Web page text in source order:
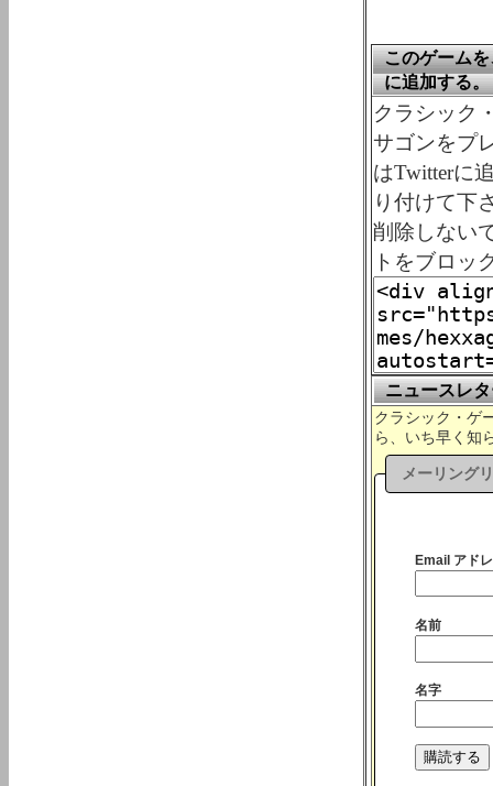
このゲーム
に追加する。
クラシック
サゴンをプ
はTwitterに
り付けて下
削除しない
トをブロッ
ニュースレ
クラシック・ゲ
ら、いち早く知
メーリング
Email アド
名前
名字